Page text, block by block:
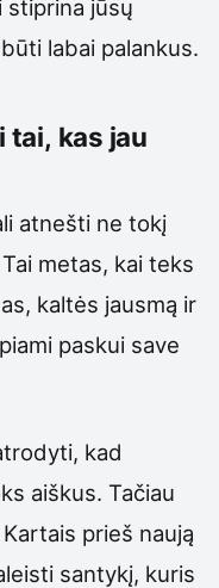
stiprina jūsų
labai palankus.
tai, kas jau
atnešti ne tokį
metas, kai teks
kaltės jausmą ir
paskui save
kad
aiškus. Tačiau
prieš naują
santykį, kuris